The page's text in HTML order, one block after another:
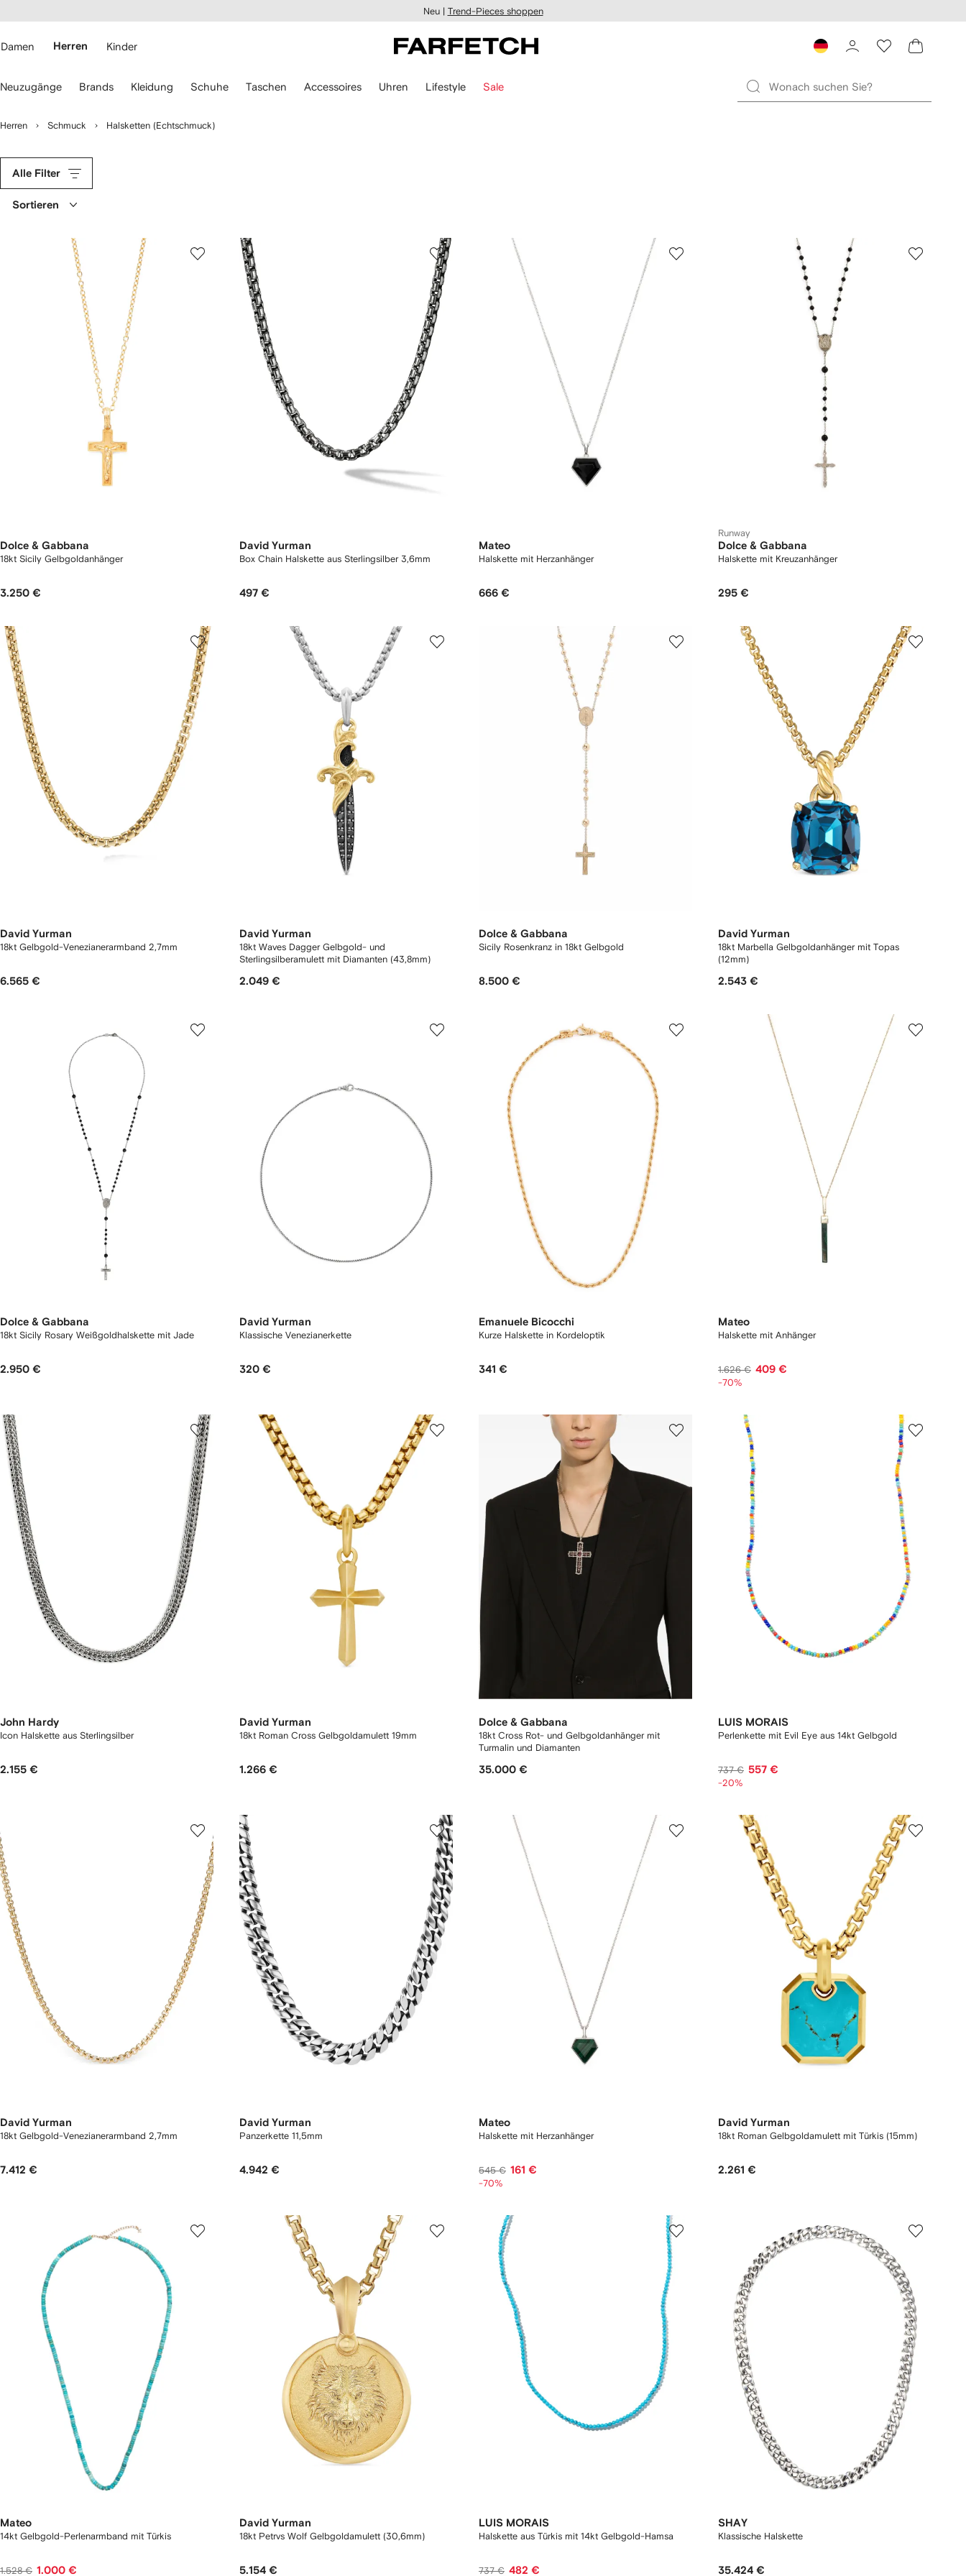
Neu | Trend-Pieces shoppen
Damen Herren Kinder
Neuzugänge Brands Kleidung Schuhe Taschen Accessoires Uhren Lifestyle Sale
Herren Schmuck Halsketten (Echtschmuck)
Alle Filter
Sortieren
Dolce & Gabbana
18kt Sicily Gelbgoldanhänger
3.250 €
David Yurman
Box Chain Halskette aus Sterlingsilber 3,6mm
497 €
Mateo
Halskette mit Herzanhänger
666 €
Runway
Dolce & Gabbana
Halskette mit Kreuzanhänger
295 €
David Yurman
18kt Gelbgold-Venezianerarmband 2,7mm
6.565 €
David Yurman
18kt Waves Dagger Gelbgold- und
Sterlingsilberamulett mit Diamanten (43,8mm)
2.049 €
Dolce & Gabbana
Sicily Rosenkranz in 18kt Gelbgold
8.500 €
David Yurman
18kt Marbella Gelbgoldanhänger mit Topas
(12mm)
2.543 €
Dolce & Gabbana
18kt Sicily Rosary Weißgoldhalskette mit Jade
2.950 €
David Yurman
Klassische Venezianerkette
320 €
Emanuele Bicocchi
Kurze Halskette in Kordeloptik
341 €
Mateo
Halskette mit Anhänger
1.626 € 409 €
-70%
John Hardy
Icon Halskette aus Sterlingsilber
2.155 €
David Yurman
18kt Roman Cross Gelbgoldamulett 19mm
1.266 €
Dolce & Gabbana
18kt Cross Rot- und Gelbgoldanhänger mit
Turmalin und Diamanten
35.000 €
LUIS MORAIS
Perlenkette mit Evil Eye aus 14kt Gelbgold
737 € 557 €
-20%
David Yurman
18kt Gelbgold-Venezianerarmband 2,7mm
7.412 €
David Yurman
Panzerkette 11,5mm
4.942 €
Mateo
Halskette mit Herzanhänger
545 € 161 €
-70%
David Yurman
18kt Roman Gelbgoldamulett mit Türkis (15mm)
2.261 €
Mateo
14kt Gelbgold-Perlenarmband mit Türkis
1.528 € 1.000 €
David Yurman
18kt Petrvs Wolf Gelbgoldamulett (30,6mm)
5.154 €
LUIS MORAIS
Halskette aus Türkis mit 14kt Gelbgold-Hamsa
737 € 482 €
SHAY
Klassische Halskette
35.424 €